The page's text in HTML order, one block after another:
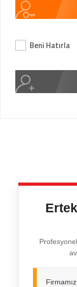
Beni Hatırla